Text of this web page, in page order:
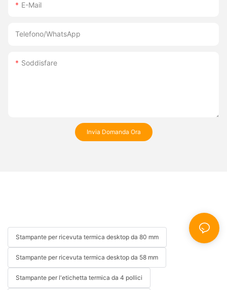
E-Mail
Telefono/WhatsApp
Soddisfare
Invia Domanda Ora
Stampante per ricevuta termica desktop da 80 mm
Stampante per ricevuta termica desktop da 58 mm
Stampante per l'etichetta termica da 4 pollici